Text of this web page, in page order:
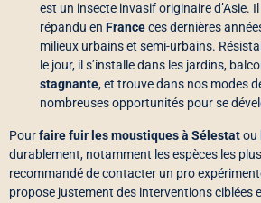
est un insecte invasif originaire d’Asie.
répandu enFranceces dernières
milieux urbains et semi-urbains.
le jour, il s’installe dans les jardins,
stagnante, et trouve dans nos modes
nombreuses opportunités pour se
Pourfaire fuir les moustiques à Sélestatou
durablement, notamment les espèces les
recommandé de contacter un pro
propose justement des interventions ciblées